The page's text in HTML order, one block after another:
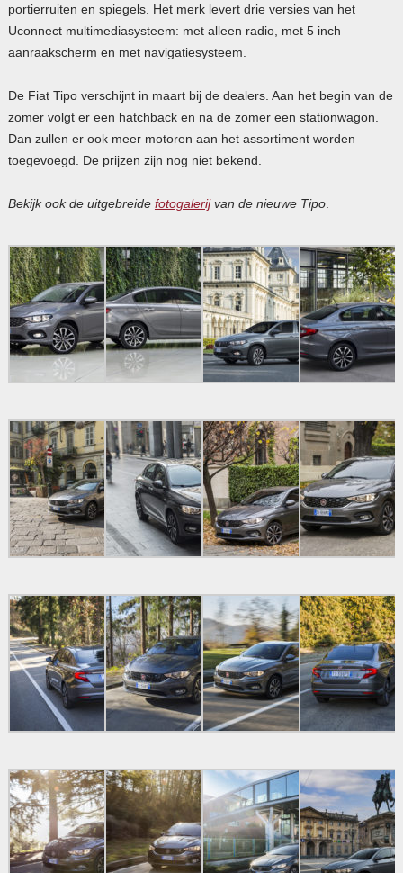
portierruiten en spiegels. Het merk levert drie versies van het
Uconnect multimediasysteem: met alleen radio, met 5 inch
aanraakscherm en met navigatiesysteem.
De Fiat Tipo verschijnt in maart bij de dealers. Aan het begin van de
zomer volgt er een hatchback en na de zomer een stationwagon.
Dan zullen er ook meer motoren aan het assortiment worden
toegevoegd. De prijzen zijn nog niet bekend.
Bekijk ook de uitgebreide fotogalerijvan de nieuwe Tipo.